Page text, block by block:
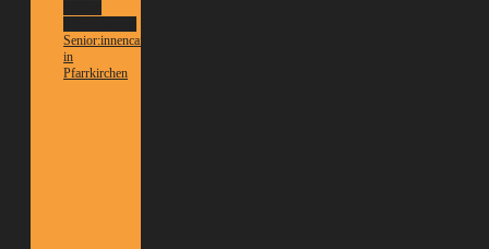
Senior:innencafé
in
Pfarrkirchen